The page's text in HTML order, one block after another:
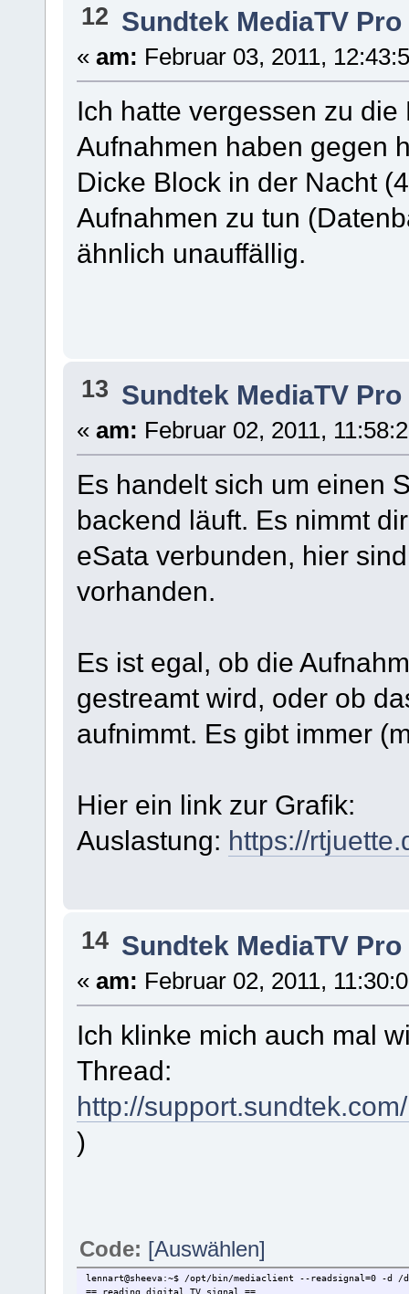
12 Sundtek MediaTV Pro
« am: Februar 03, 2011,
Ich hatte vergessen zu
Aufnahmen haben gegen
Dicke Block in der Nacht
Aufnahmen zu tun
ähnlich unauffällig.
13 Sundtek MediaTV Pro
« am: Februar 02, 2011,
Es handelt sich um einen
backend läuft. Es nimmt
eSata verbunden, hier
vorhanden.
Es ist egal, ob die
gestreamt wird, oder ob
aufnimmt. Es gibt immer
Hier ein link zur Grafik:
Auslastung: https://
14 Sundtek MediaTV Pro
« am: Februar 02, 2011,
Ich klinke mich auch mal
Thread:
http://
)
Code: [Auswählen]
lennart@sheeva:~$ /opt/bin/mediaclient --readsignal=0 -d /
== reading digital TV signal ==